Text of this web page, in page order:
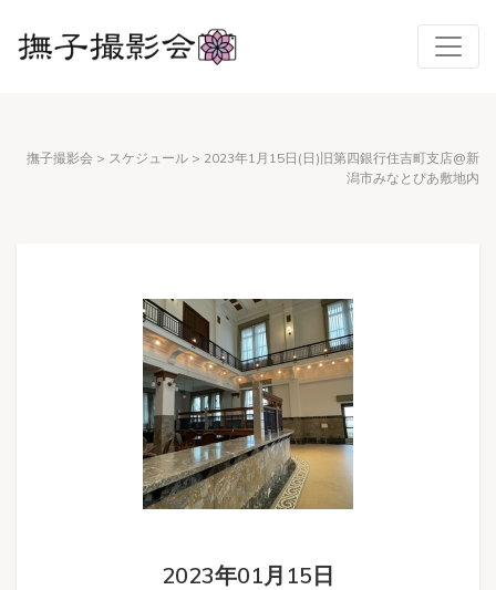
撫子撮影会 > スケジュール > 2023年1月15日(日)旧第四銀行住吉町支店@新
潟市みなとぴあ敷地内
2023年01月15日